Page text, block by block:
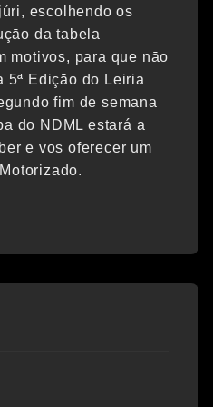
escolhendo os
da tabela
motivos, para que nāo
5ª Ediçāo do Leiria
fim de semana
do NDML estará a
e vos oferecer um